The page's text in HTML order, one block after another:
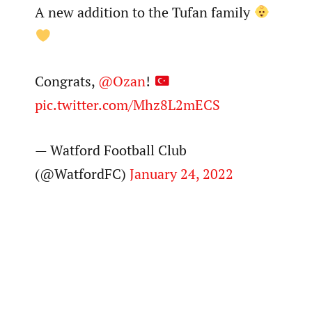
A new addition to the Tufan family
Congrats, @Ozan!
pic.twitter.com/Mhz8L2mECS
— Watford Football Club
(@WatfordFC)January 24, 2022